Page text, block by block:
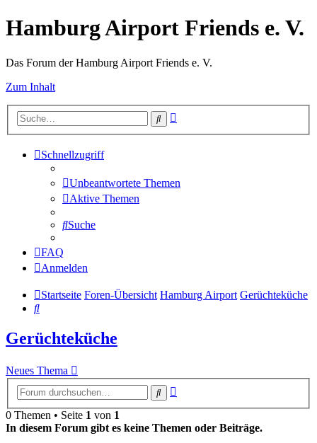
Hamburg Airport Friends e. V.
Das Forum der Hamburg Airport Friends e. V.
Zum Inhalt
Suche
Schnellzugriff
Unbeantwortete Themen
Aktive Themen
Suche
FAQ
Anmelden
Startseite Foren-Übersicht Hamburg Airport Gerüchteküche
Suche
Gerüchteküche
Neues Thema
Suche
0 Themen • Seite 1 von 1
In diesem Forum gibt es keine Themen oder Beiträge.